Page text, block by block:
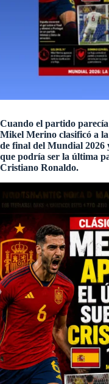
Cuando el partido
Mikel Merino clasificó a la
de final del Mundial 2026
que podría ser la última
Cristiano Ronaldo.